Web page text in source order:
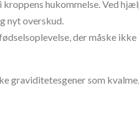
hukommelse. Ved
nyt overskud.
der måske ikke
graviditetesgener som kvalme,